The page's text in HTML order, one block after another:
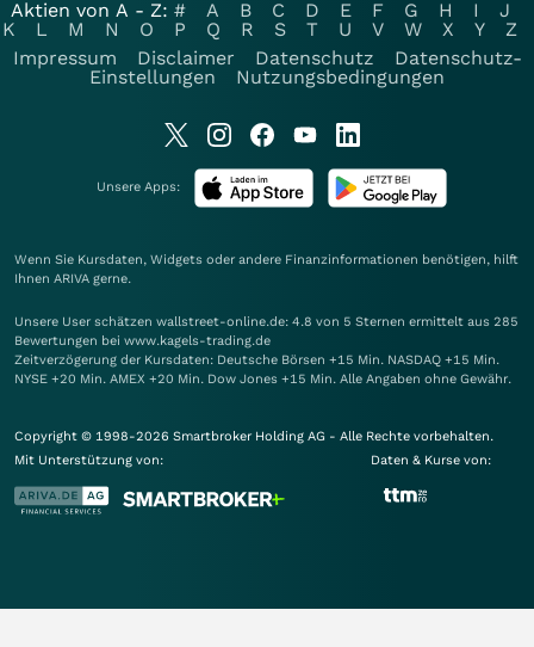
Aktien von A - Z: # A B C D E F G H I
J
K
L M N O P Q R S T U V W X Y
Z
Impressum
Disclaimer Datenschutz
Datenschutz-
Einstellungen
Nutzungsbedingungen
Unsere Apps:
Wenn Sie Kursdaten, Widgets oder andere Finanzinformationen benötigen, hilft
Ihnen ARIVA gerne.
Unsere User schätzen wallstreet-online.de: 4.8 von 5 Sternen ermittelt aus 285
Bewertungen bei www.kagels-trading.de
Zeitverzögerung der Kursdaten: Deutsche Börsen +15 Min. NASDAQ +15 Min.
NYSE +20 Min. AMEX +20 Min. Dow Jones +15 Min. Alle Angaben ohne Gewähr.
Copyright © 1998-2026 Smartbroker Holding AG - Alle Rechte vorbehalten.
Mit Unterstützung von:
Daten & Kurse von: